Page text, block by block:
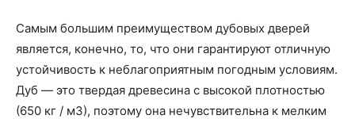
Самым большим преимуществом дубовых дверей
является, конечно, то, что они гарантируют отличную
устойчивость к неблагоприятным погодным условиям.
Дуб — это твердая древесина с высокой плотностью
(650 кг / м3), поэтому она нечувствительна к мелким